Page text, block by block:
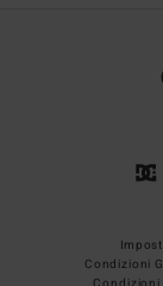
Condizioni